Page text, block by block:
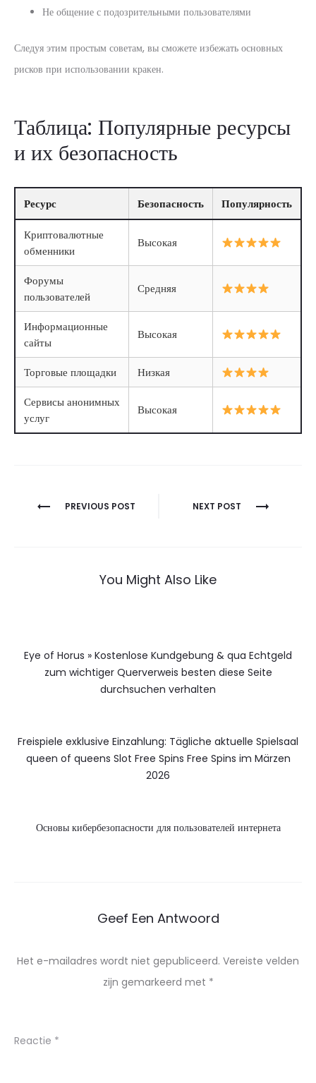
Не общение с подозрительными пользователями
Следуя этим простым советам, вы сможете избежать основных
рисков при использовании кракен.
Таблица: Популярные ресурсы
и их безопасность
Ресурс Безопасность Популярность
Криптовалютные
обменники
Высокая
Форумы
пользователей
Средняя
Информационные
сайты
Высокая
Торговые площадки
Низкая
Сервисы анонимных
услуг
Высокая
Berichtnavigatie
PREVIOUS POST NEXT POST
You Might Also Like
Eye of Horus » Kostenlose Kundgebung & qua Echtgeld
zum wichtiger Querverweis besten diese Seite
durchsuchen verhalten
Freispiele exklusive Einzahlung: Tägliche aktuelle Spielsaal
queen of queens Slot Free Spins Free Spins im Märzen
2026
Основы кибербезопасности для пользователей интернета
Geef Een Antwoord
Het e-mailadres wordt niet gepubliceerd. Vereiste velden
zijn gemarkeerd met *
Reactie *